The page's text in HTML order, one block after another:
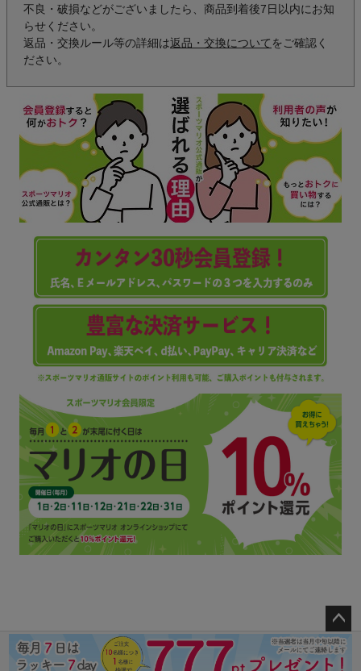
不良・破損などがございましたら、商品到着後7日以内にお知
らせください。
返品・交換ルール等の詳細は返品・交換について をご確認く
ださい。
ペー
ジト